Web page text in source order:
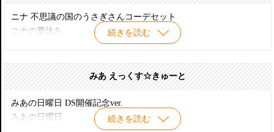
1/12 ころん Snotty Cat ver.1.1
魔女っ子ちいか little witch of the heart
Sugar Cherryちいか 限定ver.
Summer Limited 09 ちいかAqua Green ver.
1/12 ちいか Romantic Girly!
1/12 Dreamy Girl ちいか コーデset 限定
小さなメイドちさ
Summer Limited09ちさ Aqua Green ver.
続きを読む
ニナ 不思議の国のうさぎさんコーデセット
ニナの夏休み
みあ えっくす☆きゅーと
続きを読む
みあの日曜日 DS開催記念ver.
みあの日曜日